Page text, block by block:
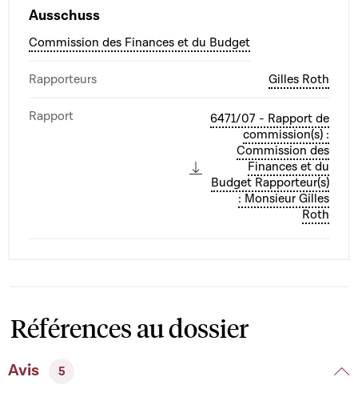
Ausschuss
Commission des Finances et du Budget
Rapporteurs Gilles Roth
Rapport
6471/07 - Rapport de
commission(s) :
Commission des
Finances et du
Budget Rapporteur(s)
: Monsieur Gilles
Roth
Références au dossier
Avis 5